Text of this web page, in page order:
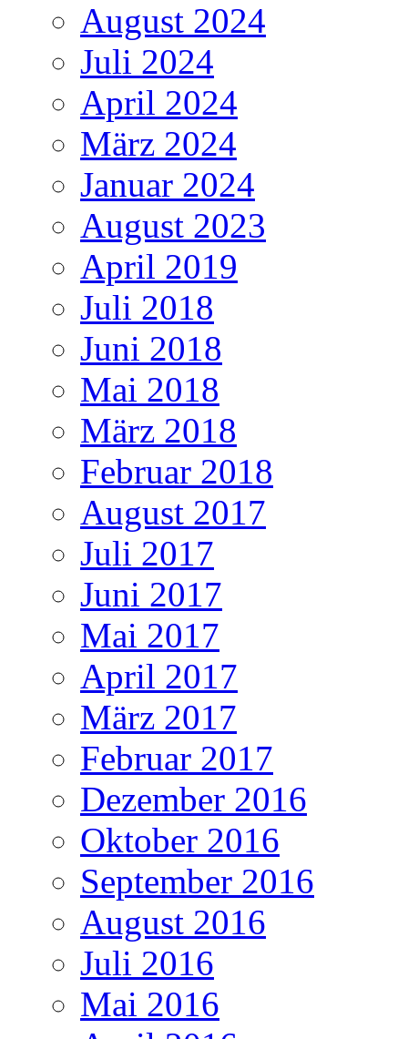
August 2024
Juli 2024
April 2024
März 2024
Januar 2024
August 2023
April 2019
Juli 2018
Juni 2018
Mai 2018
März 2018
Februar 2018
August 2017
Juli 2017
Juni 2017
Mai 2017
April 2017
März 2017
Februar 2017
Dezember 2016
Oktober 2016
September 2016
August 2016
Juli 2016
Mai 2016